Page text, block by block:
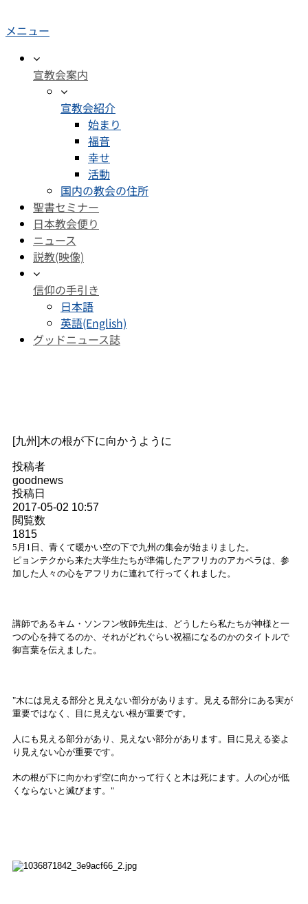
メニュー
宣教会案内
宣教会紹介
始まり
福音
幸せ
活動
国内の教会の住所
聖書セミナー
日本教会便り
ニュース
説教(映像)
信仰の手引き
日本語
英語(English)
グッドニュース誌
[九州]木の根が下に向かうように
投稿者
goodnews
投稿日
2017-05-02 10:57
閲覧数
1815
5月1日、青くて暖かい空の下で九州の集会が始まりました。
ピョンテクから来た大学生たちが準備したアフリカのアカペラは、参
加した人々の心をアフリカに連れて行ってくれました。
講師であるキム・ソンフン牧師先生は、どうしたら私たちが神様と一
つの心を持てるのか、それがどれぐらい祝福になるのかのタイトルで
御言葉を伝えました。
"木には見える部分と見えない部分があります。見える部分にある実が
重要ではなく、目に見えない根が重要です。
人にも見える部分があり、見えない部分があります。目に見える姿よ
り見えない心が重要です。
木の根が下に向かわず空に向かって行くと木は死にます。人の心が低
くならないと滅びます。"